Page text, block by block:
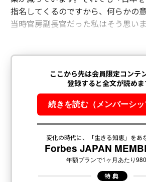
指名してくるのですから、何らかの
当時官房副長官だった私はそう思いま